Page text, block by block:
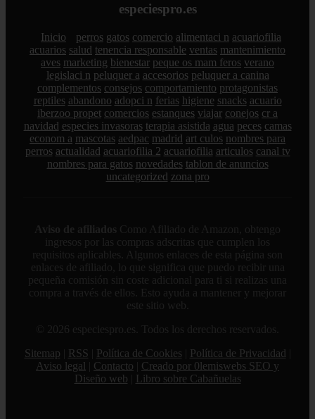
especiespro.es
Inicio perros gatos comercio alimentaci n acuariofilia
acuarios salud tenencia responsable ventas mantenimiento
aves marketing bienestar peque os mam feros verano
legislaci n peluquer a accesorios peluquer a canina
complementos consejos comportamiento protagonistas
reptiles abandono adopci n ferias higiene snacks acuario
iberzoo propet comercios estanques viajar conejos cr a
navidad especies invasoras terapia asistida agua peces camas
econom a mascotas aedpac madrid art culos nombres para
perros actualidad acuariofilia 2 acuariofilia articulos canal tv
nombres para gatos novedades tablon de anuncios
uncategorized zona pro
Aviso de afiliados Como Afiliado de Amazon, obtengo
ingresos por las compras adscritas que cumplen los
requisitos aplicables. Algunos enlaces de esta página son
enlaces de afiliado, lo que significa que puedo recibir una
pequeña comisión sin coste adicional para ti si realizas una
compra a través de ellos. Esto ayuda a mantener y mejorar
este sitio web.
© 2026 especiespro.es. Todos los derechos reservados.
Sitemap
RSS Política de Cookies Política de Privacidad
Aviso legal
Contacto
Creado por 0lemiswebs SEO y
Diseño web
Libro sobre Cabañuelas